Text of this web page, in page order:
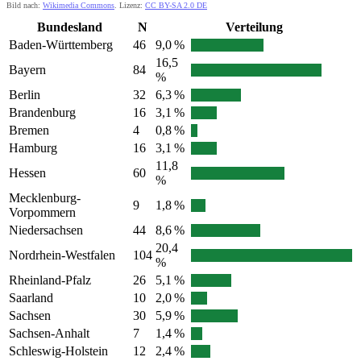
Bild nach: Wikimedia Commons . Lizenz: CC BY-SA 2.0 DE
Bundesland N
Verteilung
Baden-Württemberg
46
9,0 %
Bayern
84
16,5
%
Berlin
32
6,3 %
Brandenburg
16
3,1 %
Bremen
4
0,8 %
Hamburg
16
3,1 %
Hessen
60
11,8
%
Mecklenburg-
Vorpommern
9
1,8 %
Niedersachsen
44
8,6 %
Nordrhein-Westfalen
104
20,4
%
Rheinland-Pfalz
26
5,1 %
Saarland
10
2,0 %
Sachsen
30
5,9 %
Sachsen-Anhalt
7
1,4 %
Schleswig-Holstein
12
2,4 %